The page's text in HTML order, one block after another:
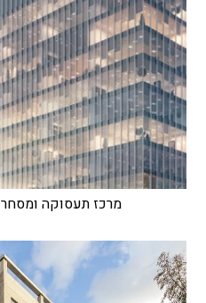
מרכז תעסוקה ומסחר ONYX, צומת סביון